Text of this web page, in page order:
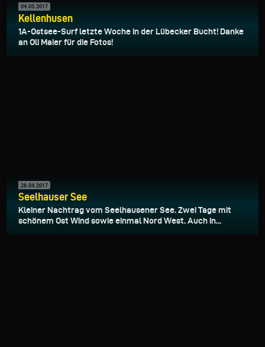
04.05.2017
Kellenhusen
1A-Ostsee-Surf letzte Woche in der Lübecker Bucht! Danke
an Oli Maier für die Fotos!
28.04.2017
Seelhauser See
Kleiner Nachtrag vom Seelhausener See. Zwei Tage mit
schönem Ost Wind sowie einmal Nord West. Auch in...